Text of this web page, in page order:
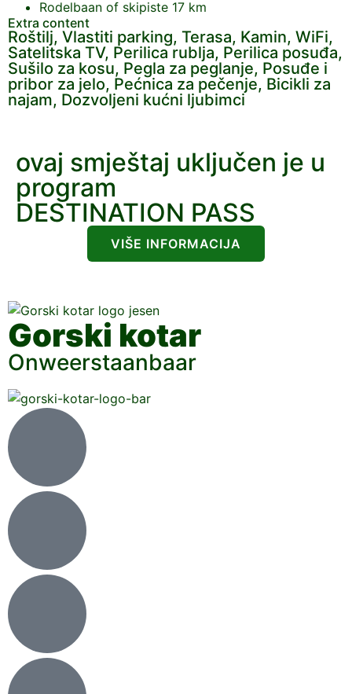
Rodelbaan of skipiste 17 km
Extra content
Roštilj, Vlastiti parking, Terasa, Kamin, WiFi,
Satelitska TV, Perilica rublja, Perilica posuđa,
Sušilo za kosu, Pegla za peglanje, Posuđe i
pribor za jelo, Pećnica za pečenje, Bicikli za
najam, Dozvoljeni kućni ljubimci
ovaj smještaj uključen je u
program
DESTINATION PASS
VIŠE INFORMACIJA
Gorski kotar
Onweerstaanbaar